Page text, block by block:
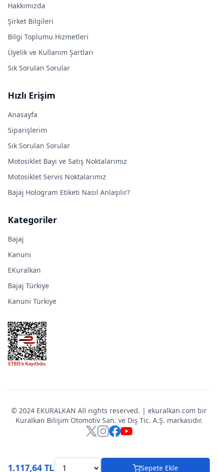
1.117,64 TL Sepete Ekle
Hakkımızda
Şirket Bilgileri
Bilgi Toplumu Hizmetleri
Üyelik ve Kullanım Şartları
Sık Sorulan Sorular
Hızlı Erişim
Anasayfa
Siparişlerim
Sık Sorulan Sorular
Motosiklet Bayi ve Satış Noktalarımız
Motosiklet Servis Noktalarımız
Bajaj Hologram Etiketi Nasıl Anlaşılır?
Kategoriler
Bajaj
Kanuni
EKuralkan
Bajaj Türkiye
Kanuni Türkiye
© 2024 EKURALKAN All rights reserved. | ekuralkan.com bir
Kuralkan Bilişim Otomotiv San. ve Dış Tic. A.Ş. markasıdır.